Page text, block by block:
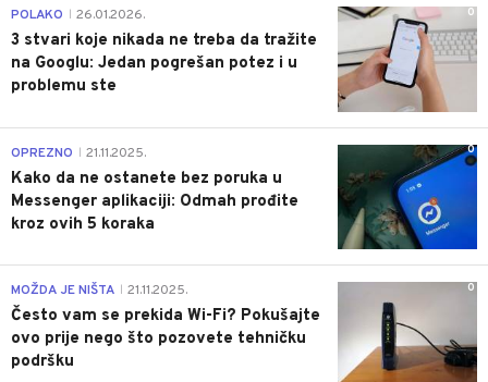
0
POLAKO 26.01.2026.
3 stvari koje nikada ne treba da tražite
na Googlu: Jedan pogrešan potez i u
problemu ste
0
OPREZNO 21.11.2025.
Kako da ne ostanete bez poruka u
Messenger aplikaciji: Odmah prođite
kroz ovih 5 koraka
0
MOŽDA JE NIŠTA 21.11.2025.
Često vam se prekida Wi-Fi? Pokušajte
ovo prije nego što pozovete tehničku
podršku